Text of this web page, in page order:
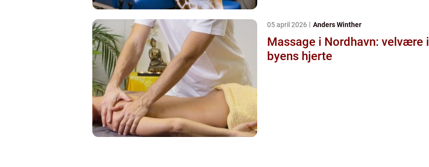
05 april 2026 Anders Winther
Massage i Nordhavn: velvære i
byens hjerte